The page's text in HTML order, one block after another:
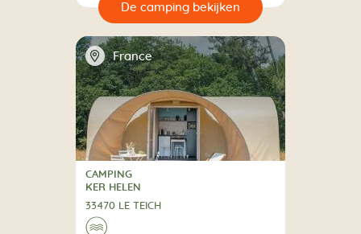
📍 France
CAMPING
CAMPING
KER HELEN
33470 LE TEICH
🌊